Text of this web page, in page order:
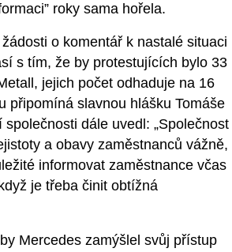
roky sama hořela.
o komentář k nastalé situaci
s tím, že by protestujících bylo 33
jejich počet odhaduje na 16
připomíná slavnou hlášku Tomáše
dále uvedl: „Společnost
a obavy zaměstnanců vážně,
informovat zaměstnance včas
je třeba činit obtížná
Mercedes zamýšlel svůj přístup